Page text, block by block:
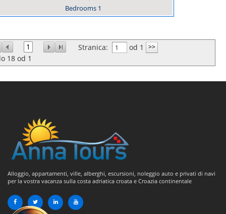
Bedrooms 1
1 Stranica:
od 1
18 od 1
Alloggio, appartamenti, ville, alberghi, escursioni, noleggio auto e privati di navi
per la vostra vacanza sulla costa adriatica croata e Croazia continentale